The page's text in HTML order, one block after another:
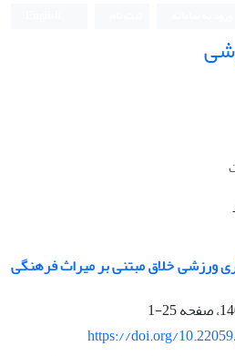
ورزشی خلاق مبتنی بر میراث فرهنگی
25-1
https://doi.org/